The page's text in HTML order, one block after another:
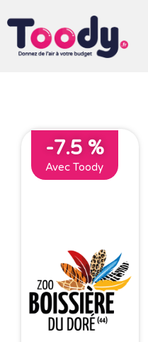
-7.5 %
Avec Toody